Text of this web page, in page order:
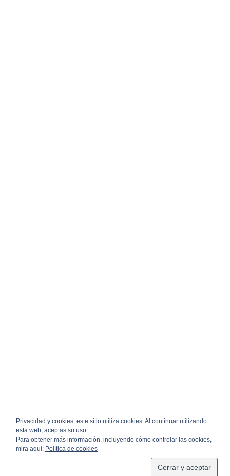
SUSCRIBIRSE
Privacidad y cookies: este sitio utiliza cookies. Al continuar utilizando
esta web, aceptas su uso.
Para obtener más información, incluyendo cómo controlar las cookies,
mira aquí: Política de cookies